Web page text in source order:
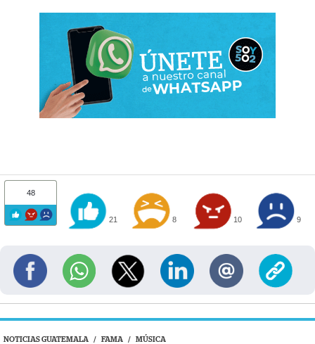
48
21 8 10 9
NOTICIAS GUATEMALA / FAMA / MÚSICA